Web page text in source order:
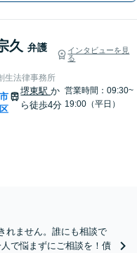
久 弁護
インタビューを見
る
生法律事務所
堺東駅か
ら徒歩4分
営業時間：09:30~
19:00（平日）
れません。誰にも相談で
で悩まずにご相談を！債